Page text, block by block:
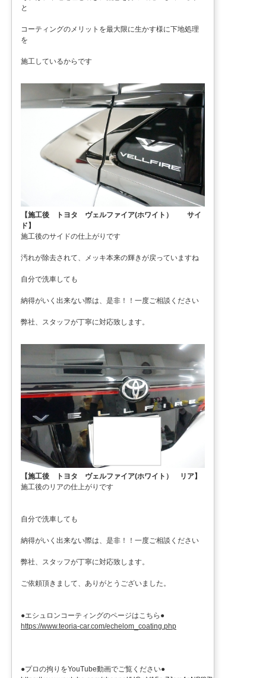
と
コーティングのメリットを最大限に生かす様に下地処理
を
施工しているからです
【施工後 トヨタ ヴェルファイア(ホワイト） サイ
ド】
施工後のサイドの仕上がりです
汚れが除去されて、メッキ本来の輝きが戻っていますね
自分で洗車しても
納得がいく出来ない際は、是非！！一度ご相談ください
弊社、スタッフが丁寧に対応致します。
【施工後 トヨタ ヴェルファイア(ホワイト） リア】
施工後のリアの仕上がりです
自分で洗車しても
納得がいく出来ない際は、是非！！一度ご相談ください
弊社、スタッフが丁寧に対応致します。
ご依頼頂きまして、ありがとうございました。
●エシュロンコーティングのページはこちら●
https://www.teoria-car.com/echelom_coating.php
●プロの拘りをYouTube動画でご覧ください●